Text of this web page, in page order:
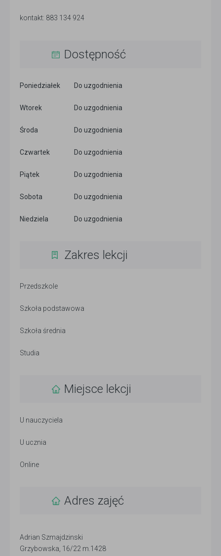
kontakt: 883 134 924
Dostępność
Poniedziałek Do uzgodnienia
Wtorek Do uzgodnienia
Środa Do uzgodnienia
Czwartek Do uzgodnienia
Piątek Do uzgodnienia
Sobota Do uzgodnienia
Niedziela Do uzgodnienia
Zakres lekcji
Przedszkole
Szkoła podstawowa
Szkoła średnia
Studia
Miejsce lekcji
U nauczyciela
U ucznia
Online
Adres zajęć
Adrian Szmajdzinski
Grzybowska, 16/22 m.1428